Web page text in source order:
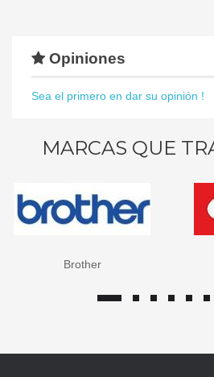
Opiniones
Sea el primero en dar su opinión !
MARCAS QUE
Brother